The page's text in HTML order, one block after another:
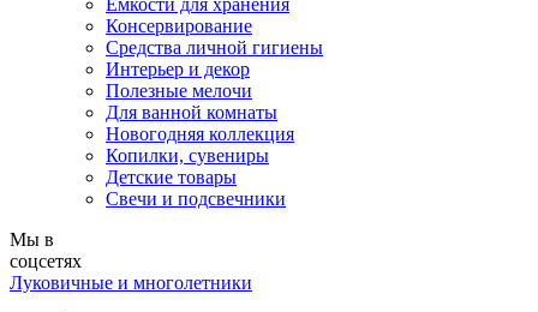
Емкости для хранения
Консервирование
Средства личной гигиены
Интерьер и декор
Полезные мелочи
Для ванной комнаты
Новогодняя коллекция
Копилки, сувениры
Детские товары
Свечи и подсвечники
Мы в
соцсетях
Луковичные и многолетники